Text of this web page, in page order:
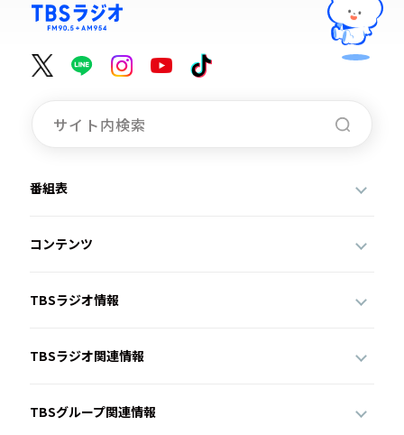
番組表
コンテンツ
TBSラジオ情報
TBSラジオ関連情報
TBSグループ関連情報